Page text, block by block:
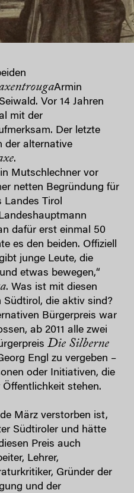
Armin
Vor 14 Jahren
mit der
Der letzte
der alternative
.
Mutschlechner vor
netten Begründung für
Landes Tirol
dafür erst einmal 50
es den beiden. Offiziell
junge Leute, die
etwas bewegen,“
. Was ist mit diesen
Südtirol, die aktiv sind?
Bürgerpreis war
ab 2011 alle zwei
Die Silberne
Engl zu vergeben –
oder Initiativen, die
stehen.
März verstorben ist,
Südtiroler und hätte
Preis auch
Lehrer,
Gründer der
und der